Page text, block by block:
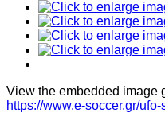
View the embedded image
https://www.e-soccer.gr/